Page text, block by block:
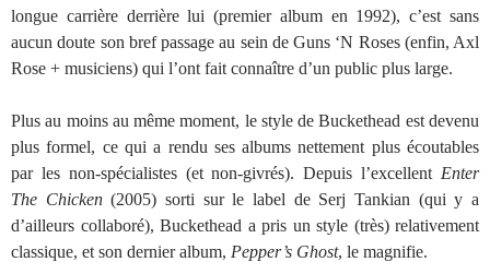
longue carrière derrière lui (premier album en 1992), c’est sans
aucun doute son bref passage au sein de Guns ‘N Roses (enfin, Axl
Rose + musiciens) qui l’ont fait connaître d’un public plus large.
Plus au moins au même moment, le style de Buckethead est devenu
plus formel, ce qui a rendu ses albums nettement plus écoutables
par les non-spécialistes (et non-givrés). Depuis l’excellent Enter
The Chicken(2005) sorti sur le label de Serj Tankian (qui y a
d’ailleurs collaboré), Buckethead a pris un style (très) relativement
classique, et son dernier album, Pepper’s Ghost, le magnifie.